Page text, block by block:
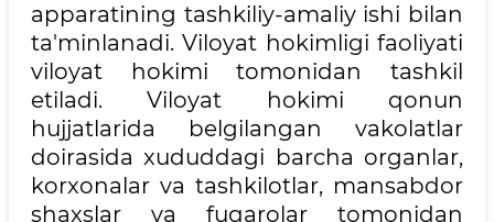
apparatining tashkiliy-amaliy ishi bilan
ta'minlanadi. Viloyat hokimligi faoliyati
viloyat hokimi tomonidan tashkil
etiladi. Viloyat hokimi qonun
hujjatlarida belgilangan vakolatlar
doirasida xududdagi barcha organlar,
korxonalar va tashkilotlar, mansabdor
shaxslar va fuqarolar tomonidan